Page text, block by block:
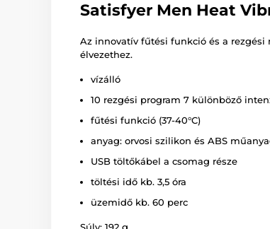
Satisfyer Men Heat
Az innovatív fűtési funkció és a
élvezethez.
vízálló
10 rezgési program 7 különböző
fűtési funkció (37-40°C)
anyag: orvosi szilikon és ABS
USB töltőkábel a csomag része
töltési idő kb. 3,5 óra
üzemidő kb. 60 perc